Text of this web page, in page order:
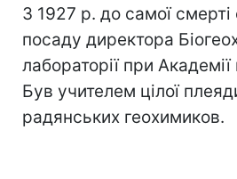
З 1927 р. до самої смерті
посаду директора
лабораторії при
Був учителем цілої
радянських геохимиков.